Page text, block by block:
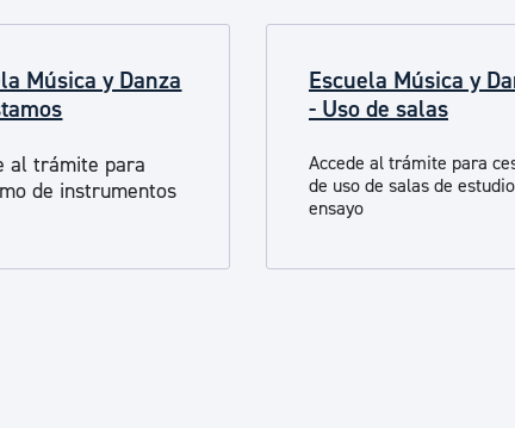
Cultura
Turismo
Música y Danza
al trámite para
de instrumentos
Escuela Música y
- Uso de salas
Accede al trámite para
de uso de salas de
ensayo